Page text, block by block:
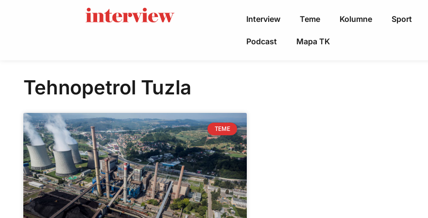
Interview Teme Kolumne Sport
Podcast Mapa TK
Tehnopetrol Tuzla
TEME